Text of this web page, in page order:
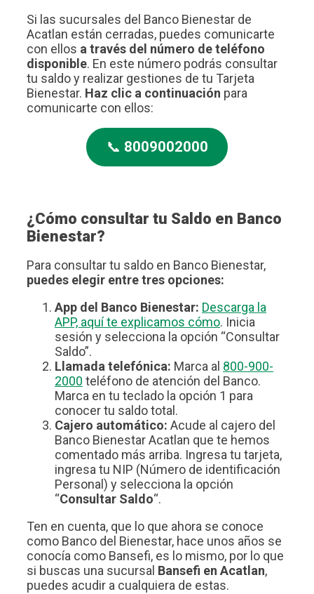
Si las sucursales del Banco Bienestar de
Acatlan están cerradas, puedes comunicarte
con ellos a través del número de teléfono
disponible. En este número podrás consultar
tu saldo y realizar gestiones de tu Tarjeta
Bienestar. Haz clic a continuación para
comunicarte con ellos:
📞 8009002000
¿Cómo consultar tu Saldo en Banco
Bienestar?
Para consultar tu saldo en Banco Bienestar,
puedes elegir entre tres opciones:
App del Banco Bienestar: Descarga la
APP, aquí te explicamos cómo. Inicia
sesión y selecciona la opción “Consultar
Saldo”.
Llamada telefónica: Marca al 800-900-
2000 teléfono de atención del Banco.
Marca en tu teclado la opción 1 para
conocer tu saldo total.
Cajero automático: Acude al cajero del
Banco Bienestar Acatlan que te hemos
comentado más arriba. Ingresa tu tarjeta,
ingresa tu NIP (Número de identificación
Personal) y selecciona la opción
“Consultar Saldo“.
Ten en cuenta, que lo que ahora se conoce
como Banco del Bienestar, hace unos años se
conocía como Bansefi, es lo mismo, por lo que
si buscas una sucursal Bansefi en Acatlan,
puedes acudir a cualquiera de estas.